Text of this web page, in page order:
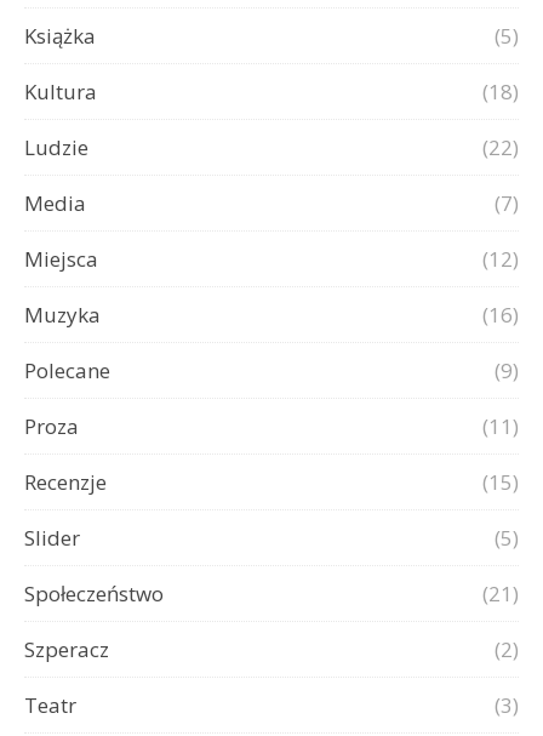
Książka
(5)
Kultura
(18)
Ludzie
(22)
Media
(7)
Miejsca
(12)
Muzyka
(16)
Polecane
(9)
Proza
(11)
Recenzje
(15)
Slider
(5)
Społeczeństwo
(21)
Szperacz
(2)
Teatr
(3)